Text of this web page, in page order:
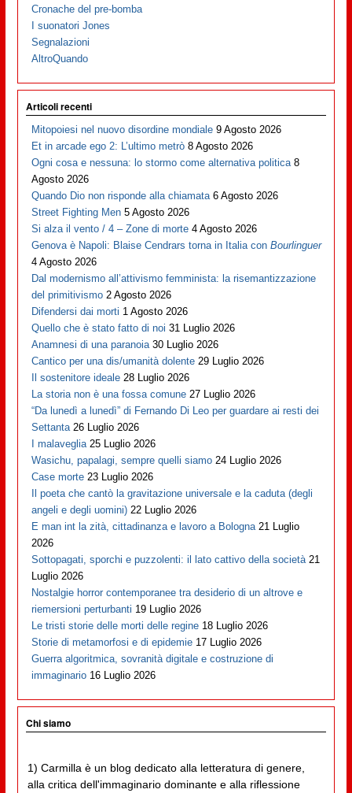
Cronache del pre-bomba
I suonatori Jones
Segnalazioni
AltroQuando
Articoli recenti
Mitopoiesi nel nuovo disordine mondiale 9 Agosto 2026
Et in arcade ego 2: L’ultimo metrò 8 Agosto 2026
Ogni cosa e nessuna: lo stormo come alternativa politica 8
Agosto 2026
Quando Dio non risponde alla chiamata 6 Agosto 2026
Street Fighting Men 5 Agosto 2026
Si alza il vento / 4 – Zone di morte 4 Agosto 2026
Genova è Napoli: Blaise Cendrars torna in Italia conBourlinguer
4 Agosto 2026
Dal modernismo all’attivismo femminista: la risemantizzazione
del primitivismo 2 Agosto 2026
Difendersi dai morti 1 Agosto 2026
Quello che è stato fatto di noi 31 Luglio 2026
Anamnesi di una paranoia 30 Luglio 2026
Cantico per una dis/umanità dolente 29 Luglio 2026
Il sostenitore ideale 28 Luglio 2026
La storia non è una fossa comune 27 Luglio 2026
“Da lunedì a lunedì” di Fernando Di Leo per guardare ai resti dei
Settanta 26 Luglio 2026
I malaveglia 25 Luglio 2026
Wasichu, papalagi, sempre quelli siamo 24 Luglio 2026
Case morte 23 Luglio 2026
Il poeta che cantò la gravitazione universale e la caduta (degli
angeli e degli uomini) 22 Luglio 2026
E man int la zità, cittadinanza e lavoro a Bologna 21 Luglio
2026
Sottopagati, sporchi e puzzolenti: il lato cattivo della società 21
Luglio 2026
Nostalgie horror contemporanee tra desiderio di un altrove e
riemersioni perturbanti 19 Luglio 2026
Le tristi storie delle morti delle regine 18 Luglio 2026
Storie di metamorfosi e di epidemie 17 Luglio 2026
Guerra algoritmica, sovranità digitale e costruzione di
immaginario 16 Luglio 2026
Chi siamo
1) Carmilla è un blog dedicato alla letteratura di genere,
alla critica dell'immaginario dominante e alla riflessione